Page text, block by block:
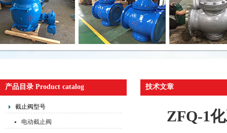
产品目录 Product catalog
截止阀型号
电动截止阀
技术文章
ZFQ-1